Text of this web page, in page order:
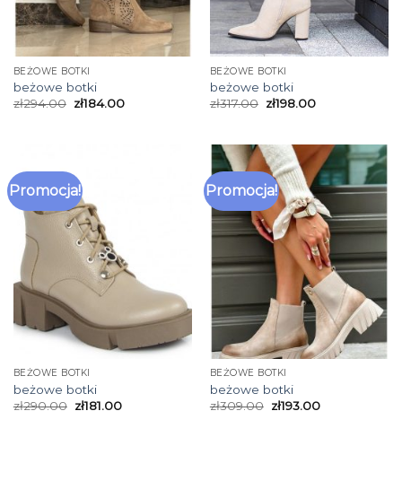
BEŻOWE BOTKI
beżowe botki
zł294.00 zł184.00
BEŻOWE BOTKI
beżowe botki
zł317.00 zł198.00
Promocja!
BEŻOWE BOTKI
beżowe botki
zł290.00 zł181.00
Promocja!
BEŻOWE BOTKI
beżowe botki
zł309.00 zł193.00